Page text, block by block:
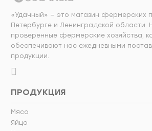
«Удачный» — это магазин фермерских
Петербурге и Ленинградской области.
проверенные фермерские хозяйства,
обеспечивают нас ежедневными
продукции.
ПРОДУКЦИЯ
Мясо
Яйцо